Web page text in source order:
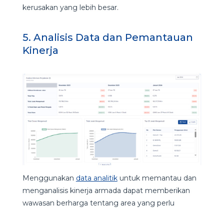
kerusakan yang lebih besar.
5. Analisis Data dan Pemantauan
Kinerja
Menggunakan data analitikuntuk memantau dan
menganalisis kinerja armada dapat memberikan
wawasan berharga tentang area yang perlu